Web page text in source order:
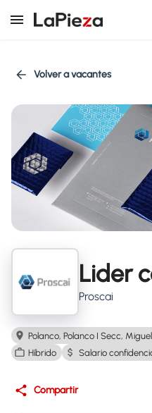
Volver a vacantes
Lider
Proscai
Híbrido
Salario
Compartir